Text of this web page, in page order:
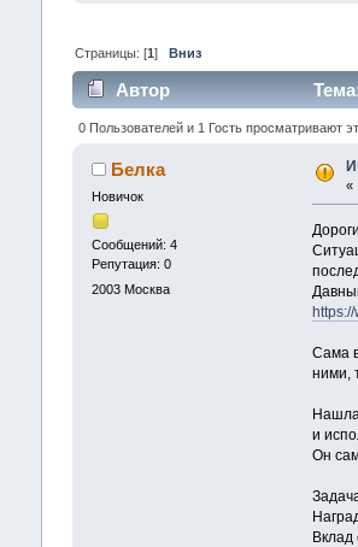
Страницы: [1] Вниз
Автор
0 Пользователей и 1 Гость просматривают
Белка
Новичок
Сообщений: 4
Репутация: 0
2003 Москва
«
Сама
ними,
Нашла
и
Он
Вклад